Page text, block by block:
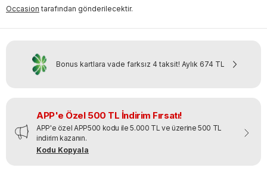
Occasion tarafından gönderilecektir.
Bonus kartlara vade farksız 4 taksit! Aylık 674 TL
APP'e Özel 500 TL İndirim Fırsatı!
APP'e özel APP500 kodu ile 5.000 TL ve üzerine 500 TL
indirim kazanın.
Kodu Kopyala